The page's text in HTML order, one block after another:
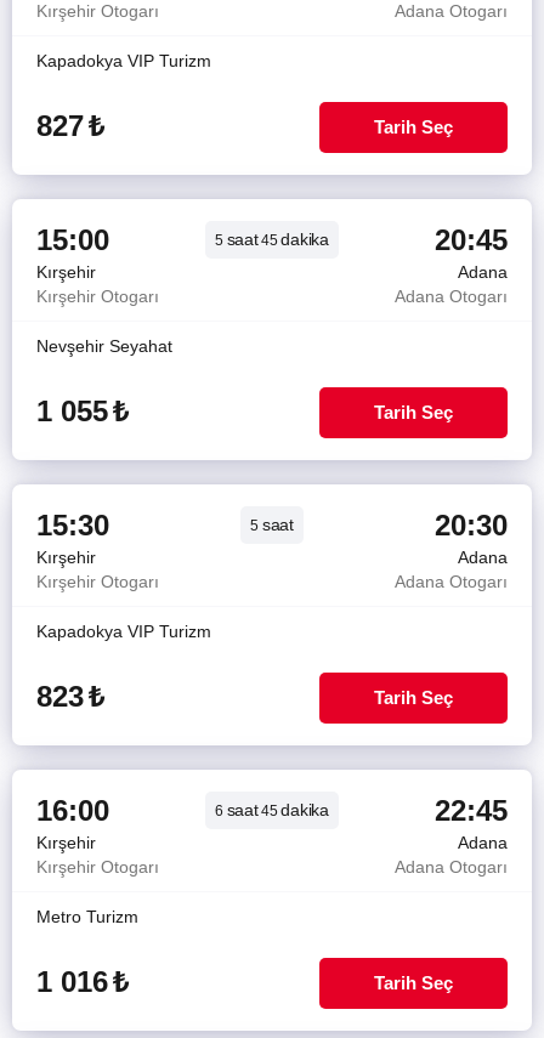
Kırşehir Otogarı
Adana Otogarı
Kapadokya VIP Turizm
827₺ Tarih Seç
15:00 5 saat45dakika 20:45
Kırşehir
Adana
Kırşehir Otogarı
Adana Otogarı
Nevşehir Seyahat
1 055₺ Tarih Seç
15:30 5 saat 20:30
Kırşehir
Adana
Kırşehir Otogarı
Adana Otogarı
Kapadokya VIP Turizm
823₺ Tarih Seç
16:00 6 saat45dakika 22:45
Kırşehir
Adana
Kırşehir Otogarı
Adana Otogarı
Metro Turizm
1 016₺ Tarih Seç